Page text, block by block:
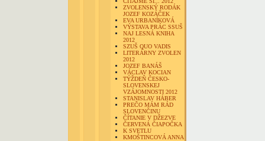
ZVOLENSKÝ RODÁK
JOZEF KOZÁČEK
EVA URBANÍKOVÁ
VÝSTAVA PRÁC SSUŠ
NAJ LESNÁ KNIHA
2012
SZUŠ QUO VADIS
LITERÁRNY ZVOLEN
2012
JOZEF BANÁŠ
VÁCLAV KOCIAN
TÝŽDEŇ ČESKO-
SLOVENSKEJ
VZÁJOMNOSTI 2012
STANISLAV HÁBER
PREČO MÁM RÁD
SLOVENČINU
ČÍTANIE V DŽEZVE
ČERVENÁ ČIAPOČKA
K SVETLU
KMOŠTINCOVÁ ANNA